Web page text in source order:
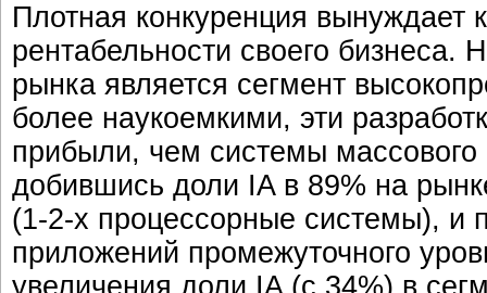
Плотная конкуренция
рентабельности своего бизнеса.
рынка является сегмент
более наукоемкими, эти
прибыли, чем системы
добившись доли IA в 89% на
(1-2-х процессорные системы), и
приложений промежуточного
увеличения доли IA (с 34%) в